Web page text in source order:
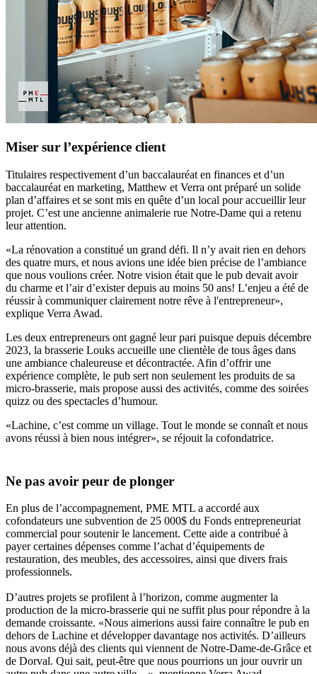
Miser sur l’expérience client
Titulaires respectivement d’un baccalauréat en finances et d’un
baccalauréat en marketing, Matthew et Verra ont préparé un solide
plan d’affaires et se sont mis en quête d’un local pour accueillir leur
projet. C’est une ancienne animalerie rue Notre-Dame qui a retenu
leur attention.
«La rénovation a constitué un grand défi. Il n’y avait rien en dehors
des quatre murs, et nous avions une idée bien précise de l’ambiance
que nous voulions créer. Notre vision était que le pub devait avoir
du charme et l’air d’exister depuis au moins 50 ans! L’enjeu a été de
réussir à communiquer clairement notre rêve à l'entrepreneur»,
explique Verra Awad.
Les deux entrepreneurs ont gagné leur pari puisque depuis décembre
2023, la brasserie Louks accueille une clientèle de tous âges dans
une ambiance chaleureuse et décontractée. Afin d’offrir une
expérience complète, le pub sert non seulement les produits de sa
micro-brasserie, mais propose aussi des activités, comme des soirées
quizz ou des spectacles d’humour.
«Lachine, c’est comme un village. Tout le monde se connaît et nous
avons réussi à bien nous intégrer», se réjouit la cofondatrice.
Ne pas avoir peur de plonger
En plus de l’accompagnement, PME MTL a accordé aux
cofondateurs une subvention de 25 000$ du Fonds entrepreneuriat
commercial pour soutenir le lancement. Cette aide a contribué à
payer certaines dépenses comme l’achat d’équipements de
restauration, des meubles, des accessoires, ainsi que divers frais
professionnels.
D’autres projets se profilent à l’horizon, comme augmenter la
production de la micro-brasserie qui ne suffit plus pour répondre à la
demande croissante. «Nous aimerions aussi faire connaître le pub en
dehors de Lachine et développer davantage nos activités. D’ailleurs
nous avons déjà des clients qui viennent de Notre-Dame-de-Grâce et
de Dorval. Qui sait, peut-être que nous pourrions un jour ouvrir un